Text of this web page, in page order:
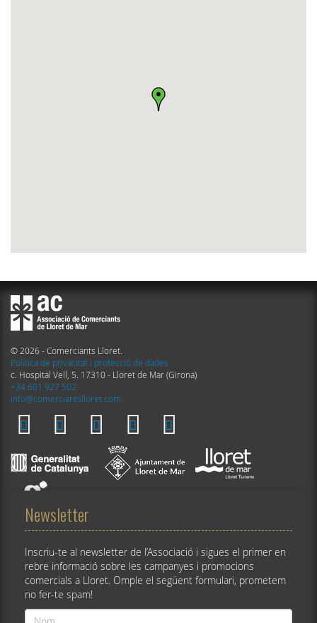
© 2026 - Comerciants Lloret.
Política de privacitat i protecció de dades
c. Hospital Vell, 5. 17310 - Lloret de Mar (Girona)
+34 601 927 502
info@comerciantslloret.com
Newsletter
Inscriu-te al newsletter de l’Associació i sigues el primer en
rebre informació sobre les campanyes i promocions
comercials a Lloret. Omple el següent formulari, prometem
no fer-te spam!
Nom